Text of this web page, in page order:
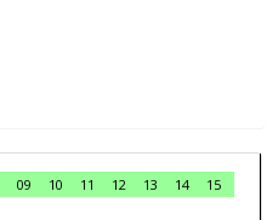
09 10 11 12 13 14
15